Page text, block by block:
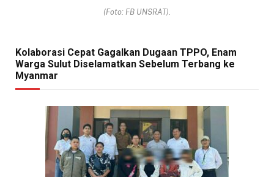
(Foto: FB UNSRAT).
Kolaborasi Cepat Gagalkan Dugaan TPPO, Enam
Warga Sulut Diselamatkan Sebelum Terbang ke
Myanmar